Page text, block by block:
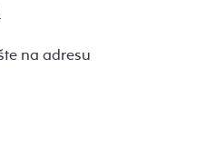
na adresu